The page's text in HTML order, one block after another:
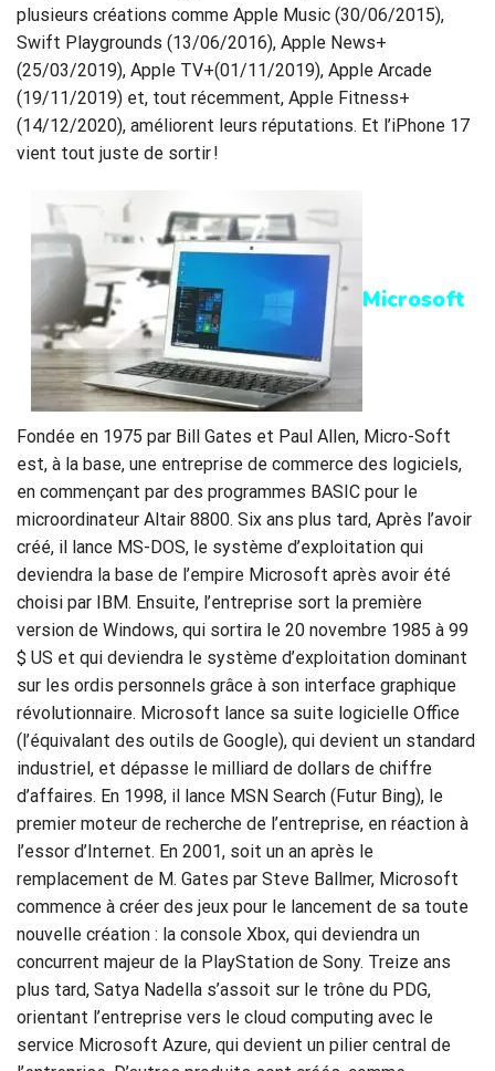
plusieurs créations comme Apple Music (30/06/2015),
Swift Playgrounds (13/06/2016), Apple News+
(25/03/2019), Apple TV+(01/11/2019), Apple Arcade
(19/11/2019) et, tout récemment, Apple Fitness+
(14/12/2020), améliorent leurs réputations. Et l’iPhone 17
vient tout juste de sortir !
Microsoft
Fondée en 1975 par Bill Gates et Paul Allen, Micro-Soft
est, à la base, une entreprise de commerce des logiciels,
en commençant par des programmes BASIC pour le
microordinateur Altair 8800. Six ans plus tard, Après l’avoir
créé, il lance MS-DOS, le système d’exploitation qui
deviendra la base de l’empire Microsoft après avoir été
choisi par IBM. Ensuite, l’entreprise sort la première
version de Windows, qui sortira le 20 novembre 1985 à 99
$ US et qui deviendra le système d’exploitation dominant
sur les ordis personnels grâce à son interface graphique
révolutionnaire. Microsoft lance sa suite logicielle Office
(l’équivalant des outils de Google), qui devient un standard
industriel, et dépasse le milliard de dollars de chiffre
d’affaires. En 1998, il lance MSN Search (Futur Bing), le
premier moteur de recherche de l’entreprise, en réaction à
l’essor d’Internet. En 2001, soit un an après le
remplacement de M. Gates par Steve Ballmer, Microsoft
commence à créer des jeux pour le lancement de sa toute
nouvelle création : la console Xbox, qui deviendra un
concurrent majeur de la PlayStation de Sony. Treize ans
plus tard, Satya Nadella s’assoit sur le trône du PDG,
orientant l’entreprise vers le cloud computing avec le
service Microsoft Azure, qui devient un pilier central de